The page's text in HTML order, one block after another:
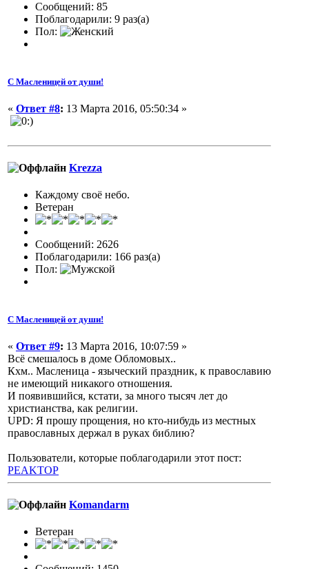
Сообщений: 85
Поблагодарили: 9 раз(а)
Пол:
С Масленицей от души!
« Ответ #8: 13 Марта 2016, 05:50:34 »
Krezza
Каждому своё небо.
Ветеран
Сообщений: 2626
Поблагодарили: 166 раз(а)
Пол:
С Масленицей от души!
« Ответ #9: 13 Марта 2016, 10:07:59 »
Всё смешалось в доме Обломовых..
Кхм.. Масленица - языческий праздник, к православию
не имеющий никакого отношения.
И появившийся, кстати, за много тысяч лет до
христианства, как религии.
UPD: Я прошу прощения, но кто-нибудь из местных
православных держал в руках библию?
Пользователи, которые поблагодарили этот пост:
PEAKTOP
Komandarm
Ветеран